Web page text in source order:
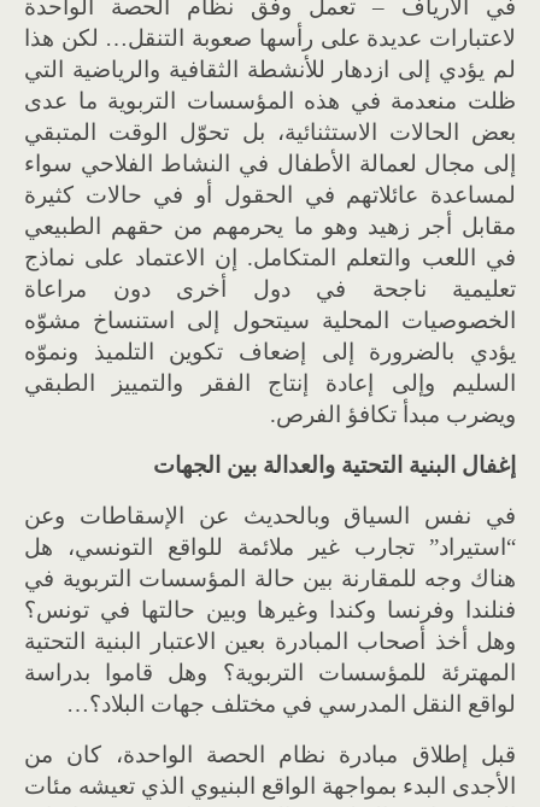
في الأرياف – تعمل وفق نظام الحصة الواحدة
لاعتبارات عديدة على رأسها صعوبة التنقل… لكن هذا
لم يؤدي إلى ازدهار للأنشطة الثقافية والرياضية التي
ظلت منعدمة في هذه المؤسسات التربوية ما عدى
بعض الحالات الاستثنائية، بل تحوّل الوقت المتبقي
إلى مجال لعمالة الأطفال في النشاط الفلاحي سواء
لمساعدة عائلاتهم في الحقول أو في حالات كثيرة
مقابل أجر زهيد وهو ما يحرمهم من حقهم الطبيعي
في اللعب والتعلم المتكامل. إن الاعتماد على نماذج
تعليمية ناجحة في دول أخرى دون مراعاة
الخصوصيات المحلية سيتحول إلى استنساخ مشوّه
يؤدي بالضرورة إلى إضعاف تكوين التلميذ ونموّه
السليم وإلى إعادة إنتاج الفقر والتمييز الطبقي
ويضرب مبدأ تكافؤ الفرص.
إغفال البنية التحتية والعدالة بين الجهات
في نفس السياق وبالحديث عن الإسقاطات وعن
“استيراد” تجارب غير ملائمة للواقع التونسي، هل
هناك وجه للمقارنة بين حالة المؤسسات التربوية في
فنلندا وفرنسا وكندا وغيرها وبين حالتها في تونس؟
وهل أخذ أصحاب المبادرة بعين الاعتبار البنية التحتية
المهترئة للمؤسسات التربوية؟ وهل قاموا بدراسة
لواقع النقل المدرسي في مختلف جهات البلاد؟…
قبل إطلاق مبادرة نظام الحصة الواحدة، كان من
الأجدى البدء بمواجهة الواقع البنيوي الذي تعيشه مئات